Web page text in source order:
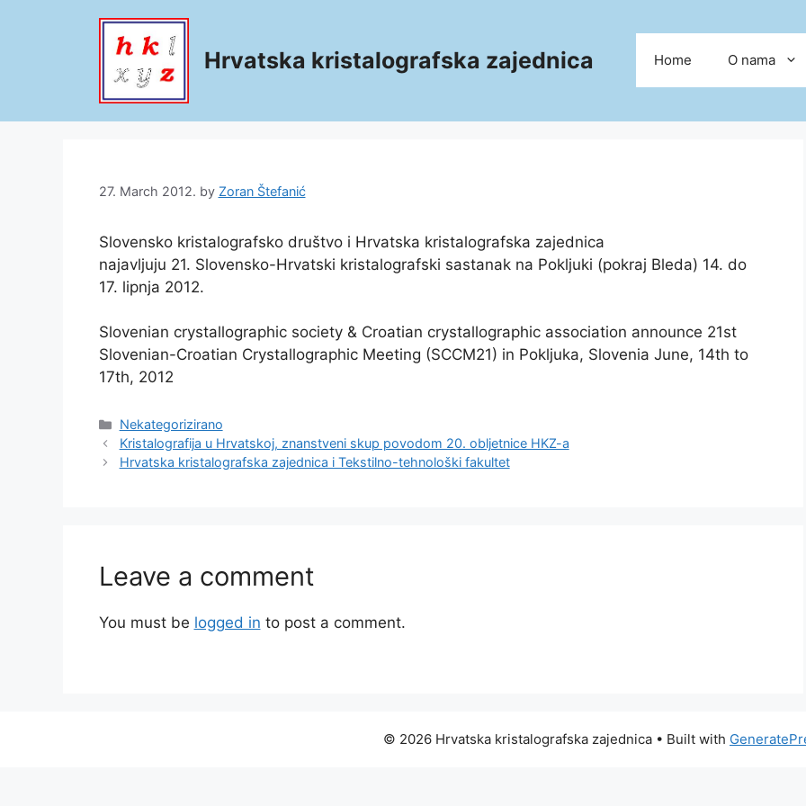
Hrvatska kristalografska zajednica Home O nama
27. March 2012. by Zoran Štefanić
Slovensko kristalografsko društvo i Hrvatska kristalografska zajednica
najavljuju 21. Slovensko-Hrvatski kristalografski sastanak na Pokljuki (pokraj Bleda) 14. do
17. lipnja 2012.
Slovenian crystallographic society & Croatian crystallographic association announce 21st
Slovenian-Croatian Crystallographic Meeting (SCCM21) in Pokljuka, Slovenia June, 14th to
17th, 2012
Categories
Nekategorizirano
Kristalografija u Hrvatskoj, znanstveni skup povodom 20. obljetnice HKZ-a
Hrvatska kristalografska zajednica i Tekstilno-tehnološki fakultet
Leave a comment
You must be logged in to post a comment.
© 2026 Hrvatska kristalografska zajednica • Built with